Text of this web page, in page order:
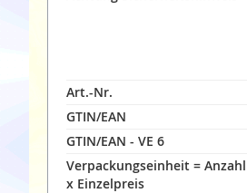
Art.-Nr.
GTIN/EAN
GTIN/EAN - VE 6
Verpackungseinheit = Anzahl
x Einzelpreis